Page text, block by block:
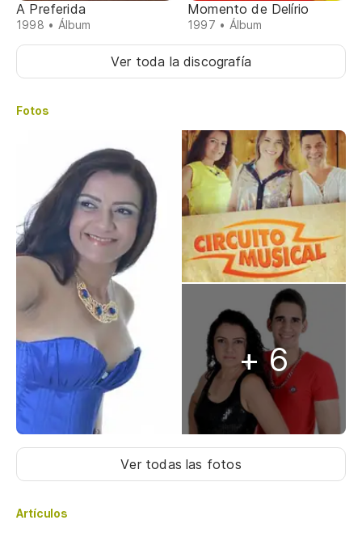
A Preferida
1998 • Álbum
Momento de Delírio
1997 • Álbum
Ver toda la discografía
Fotos
+ 6
Ver todas las fotos
Artículos